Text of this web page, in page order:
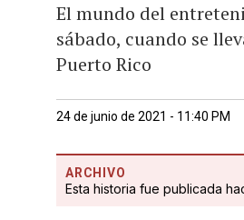
El mundo del
sábado, cuando se
Puerto Rico
24 de junio de 2021 - 11:40 PM
ARCHIVO
Esta historia fue publicada